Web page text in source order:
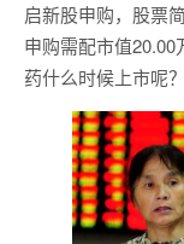
启新股申购，股票
申购需配市值
药什么时候上市呢